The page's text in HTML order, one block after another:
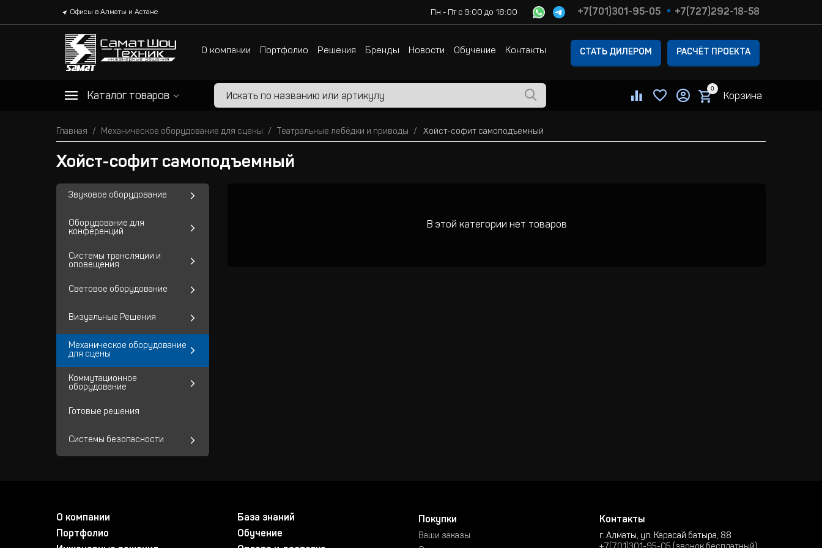
Офисы в Алматы и Астане Пн - Пт с 9:00 до 18:00 +7(701)301-95-05 +7(727)292-18-58
О компании Портфолио Решения Бренды Новости Обучение Контакты СТАТЬ ДИЛЕРОМ РАСЧЁТ ПРОЕКТА
Каталог товаров
0
Корзина
Главная Механическое оборудование для сцены Театральные лебёдки и приводы Хойст-софит самоподъемный
Хойст-софит самоподъемный
В этой категории нет товаров
Звуковое оборудование
Оборудование для
конференций
Системы трансляции и
оповещения
Световое оборудование
Визуальные Решения
Механическое оборудование
для сцены
Коммутационное
оборудование
Готовые решения
Системы безопасности
О компании
Портфолио
База знаний
Обучение
Покупки
Ваши заказы
Контакты
г. Алматы, ул. Карасай батыра, 88